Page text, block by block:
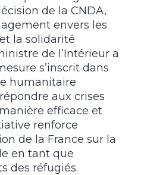
de la CNDA,
envers les
la solidarité
de l’Intérieur a
s’inscrit dans
humanitaire
aux crises
efficace et
renforce
de la France sur la
en tant que
des réfugiés.